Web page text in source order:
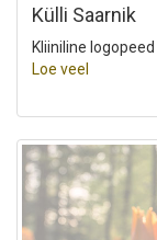
Külli Saarnik
Kliiniline logopeed
Loe veel